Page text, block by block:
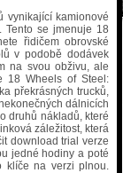
vynikající kamionové
Tento se jmenuje 18
řidičem obrovské
v podobě dodávek
na svou obživu, ale
18 Wheels of Steel:
překrásných trucků,
dálnicích
druhů nákladů, které
záležitost, která
download trial verze
jedné hodiny a poté
klíče na verzi plnou.